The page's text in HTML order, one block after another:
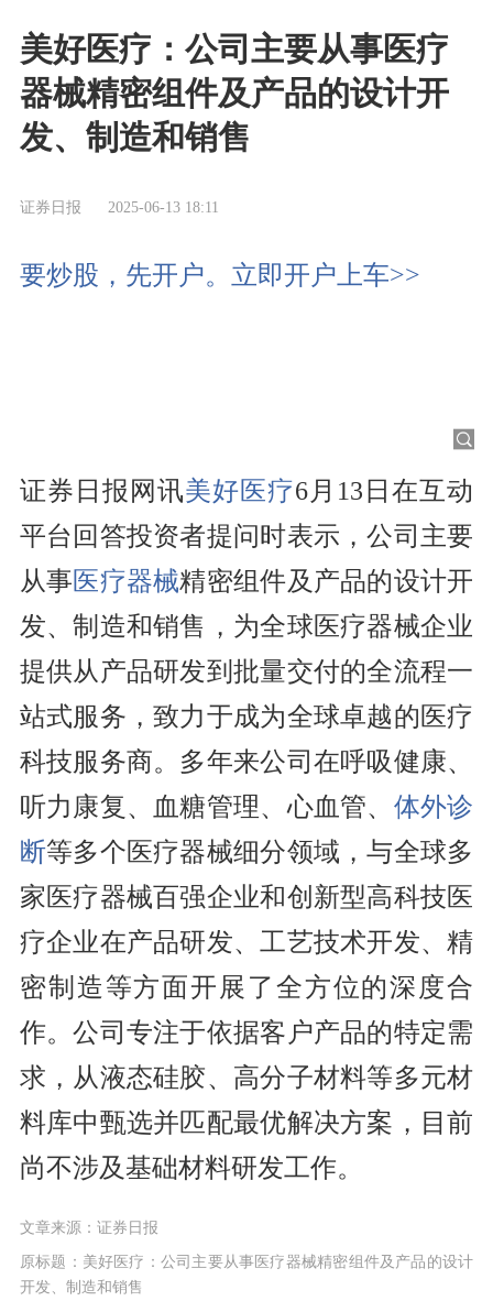
美好医疗：公司主要从事医疗
器械精密组件及产品的设计开
发、制造和销售
证券日报 2025-06-13 18:11
要炒股，先开户。立即开户上车>>
证券日报网讯美好医疗6月13日在互动
平台回答投资者提问时表示，公司主要
从事医疗器械精密组件及产品的设计开
发、制造和销售，为全球医疗器械企业
提供从产品研发到批量交付的全流程一
站式服务，致力于成为全球卓越的医疗
科技服务商。多年来公司在呼吸健康、
听力康复、血糖管理、心血管、 体外诊
断等多个医疗器械细分领域，与全球多
家医疗器械百强企业和创新型高科技医
疗企业在产品研发、工艺技术开发、精
密制造等方面开展了全方位的深度合
作。公司专注于依据客户产品的特定需
求，从液态硅胶、高分子材料等多元材
料库中甄选并匹配最优解决方案，目前
尚不涉及基础材料研发工作。
文章来源：证券日报
原标题：美好医疗：公司主要从事医疗器械精密组件及产品的设计
开发、制造和销售